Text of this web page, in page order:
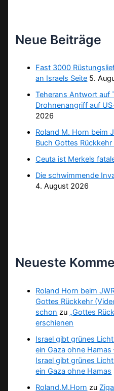
Neue Beiträge
Fast 3000
an Israels Seite 5.
Teherans Antwort auf
Drohnenangriff auf
2026
Roland M. Horn beim
Buch Gottes Rückkehr
Ceuta ist Merkels
Die schwimmende
4. August 2026
Neueste
Roland Horn beim
Gottes Rückkehr
schon zu „Gottes
erschienen
Israel gibt grünes
ein Gaza ohne
Israel gibt grünes
ein Gaza ohne Hamas
Roland.M.Horn zu